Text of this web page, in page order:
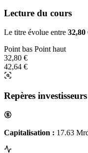
Lecture du cours
Le titre évolue entre 32,80
Point bas Point haut
32,80 €
42,64 €
Repères investisseurs
Capitalisation : 17.63